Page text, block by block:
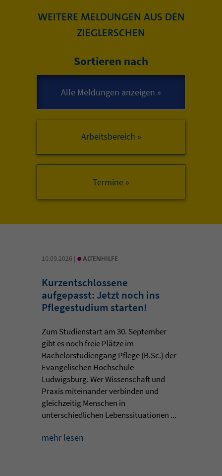
WEITERE MELDUNGEN AUS DEN
ZIEGLERSCHEN
Sortieren nach
Arbeitsbereich »
10.09.2026 | • ALTENHILFE
Kurzentschlossene
aufgepasst: Jetzt noch ins
Pflegestudium starten!
Zum Studienstart am 30. September
gibt es noch freie Plätze im
Bachelorstudiengang Pflege (B.Sc.) der
Evangelischen Hochschule
Ludwigsburg. Wer Wissenschaft und
Praxis miteinander verbinden und
gleichzeitig Menschen in
unterschiedlichen Lebenssituationen ...
mehr lesen